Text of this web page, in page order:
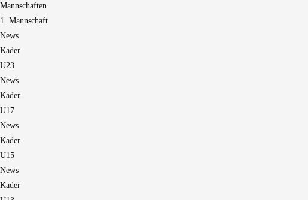
Mannschaften
1. Mannschaft
News
Kader
U23
News
Kader
U17
News
Kader
U15
News
Kader